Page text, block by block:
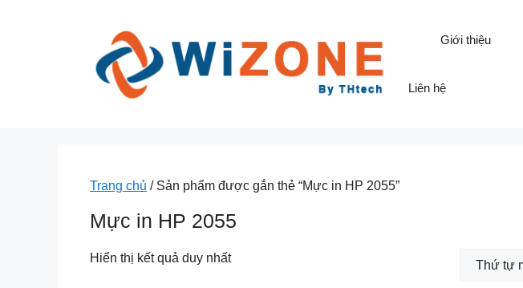
Giới thiệu
Liên hệ
Trang chủ / Sản phẩm được gắn thẻ “Mực in HP 2055”
Mực in HP 2055
Hiển thị kết quả duy nhất